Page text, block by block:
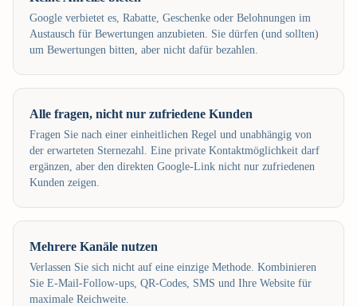
Google verbietet es, Rabatte, Geschenke oder Belohnungen im
Austausch für Bewertungen anzubieten. Sie dürfen (und sollten)
um Bewertungen bitten, aber nicht dafür bezahlen.
Alle fragen, nicht nur zufriedene Kunden
Fragen Sie nach einer einheitlichen Regel und unabhängig von
der erwarteten Sternezahl. Eine private Kontaktmöglichkeit darf
ergänzen, aber den direkten Google-Link nicht nur zufriedenen
Kunden zeigen.
Mehrere Kanäle nutzen
Verlassen Sie sich nicht auf eine einzige Methode. Kombinieren
Sie E-Mail-Follow-ups, QR-Codes, SMS und Ihre Website für
maximale Reichweite.